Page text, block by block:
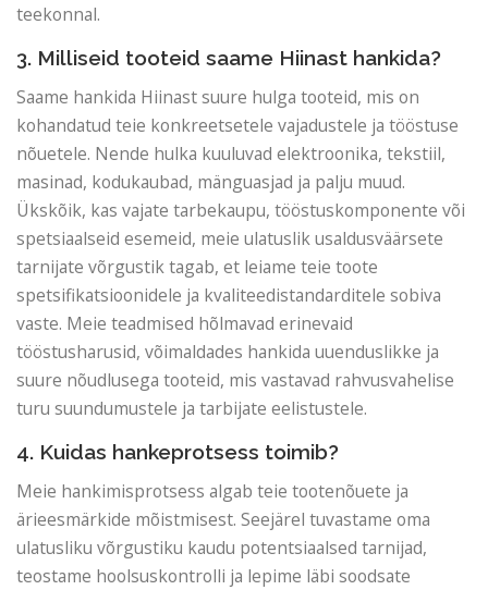
teekonnal.
3. Milliseid tooteid saame Hiinast hankida?
Saame hankida Hiinast suure hulga tooteid, mis on
kohandatud teie konkreetsetele vajadustele ja tööstuse
nõuetele. Nende hulka kuuluvad elektroonika, tekstiil,
masinad, kodukaubad, mänguasjad ja palju muud.
Ükskõik, kas vajate tarbekaupu, tööstuskomponente või
spetsiaalseid esemeid, meie ulatuslik usaldusväärsete
tarnijate võrgustik tagab, et leiame teie toote
spetsifikatsioonidele ja kvaliteedistandarditele sobiva
vaste. Meie teadmised hõlmavad erinevaid
tööstusharusid, võimaldades hankida uuenduslikke ja
suure nõudlusega tooteid, mis vastavad rahvusvahelise
turu suundumustele ja tarbijate eelistustele.
4. Kuidas hankeprotsess toimib?
Meie hankimisprotsess algab teie tootenõuete ja
ärieesmärkide mõistmisest. Seejärel tuvastame oma
ulatusliku võrgustiku kaudu potentsiaalsed tarnijad,
teostame hoolsuskontrolli ja lepime läbi soodsate